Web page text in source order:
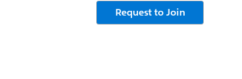
Request to Join